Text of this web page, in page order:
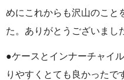
めにこれからも沢山のこと
た。ありがとうございまし
●ケースとインナーチャイ
りやすくとても良かったで